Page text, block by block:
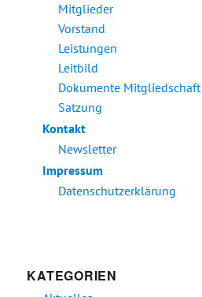
Mitglieder
Vorstand
Leistungen
Leitbild
Dokumente Mitgliedschaft
Satzung
Kontakt
Newsletter
Impressum
Datenschutzerklärung
KATEGORIEN